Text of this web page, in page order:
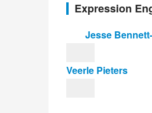
Expression
Jesse
Veerle Pieters